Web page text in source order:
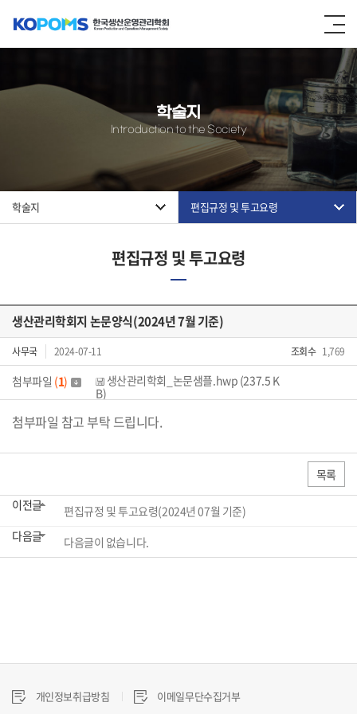
학술지
Introduction to the Society
학술지 편집규정 및 투고요령
편집규정 및 투고요령
생산관리학회지 논문양식(2024년 7월 기준)
사무국 2024-07-11 조회수 1,769
첨부파일 (1)
생산관리학회_논문샘플.hwp (237.5 K
B)
첨부파일 참고 부탁 드립니다.
목록
이전글
편집규정 및 투고요령(2024년 07월 기준)
다음글
다음글이 없습니다.
개인정보취급방침 이메일무단수집거부